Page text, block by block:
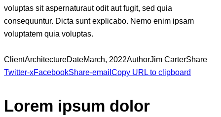
voluptas sit aspernaturaut odit aut fugit, sed quia
consequuntur. Dicta sunt explicabo. Nemo enim ipsam
voluptatem quia voluptas.
ClientArchitectureDateMarch, 2022AuthorJim CarterShare
Twitter-xFacebookShare-email Copy URL to clipboard
Lorem ipsum dolor